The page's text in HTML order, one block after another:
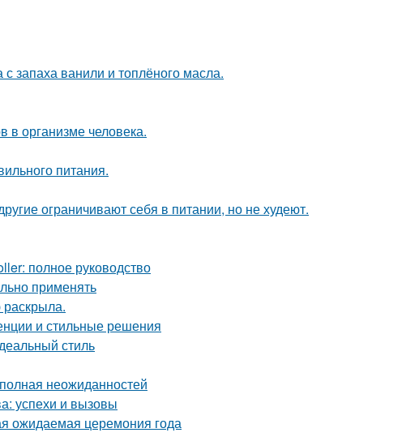
запаха ванили и топлёного масла.
в организме человека.
питания.
ограничивают себя в питании, но не худеют.
полное руководство
применять
и стильные решения
стиль
неожиданностей
успехи и вызовы
ожидаемая церемония года